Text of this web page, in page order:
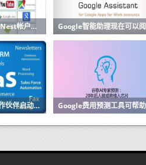
您现在可以将您的Nest帐户迁移到Google帐户
Google为SaaS合作伙伴启动了新的云计划